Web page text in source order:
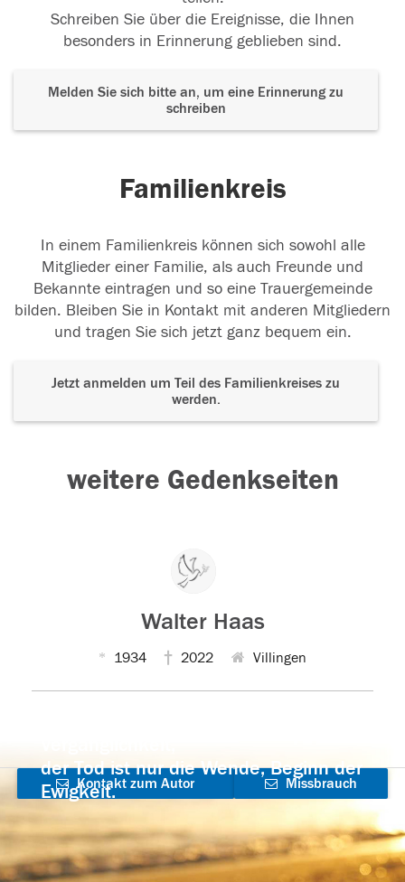
Schreiben Sie über die Ereignisse, die Ihnen
besonders in Erinnerung geblieben sind.
Melden Sie sich bitte an, um eine Erinnerung zu
schreiben
Familienkreis
In einem Familienkreis können sich sowohl alle
Mitglieder einer Familie, als auch Freunde und
Bekannte eintragen und so eine Trauergemeinde
bilden. Bleiben Sie in Kontakt mit anderen Mitgliedern
und tragen Sie sich jetzt ganz bequem ein.
Jetzt anmelden um Teil des Familienkreises zu
werden.
weitere Gedenkseiten
Walter Haas
1934 2022 Villingen
der Tod ist nur die Wende, Beginn der
Ewigkeit.
Kontakt zum Autor
aufnehmen
Missbrauch